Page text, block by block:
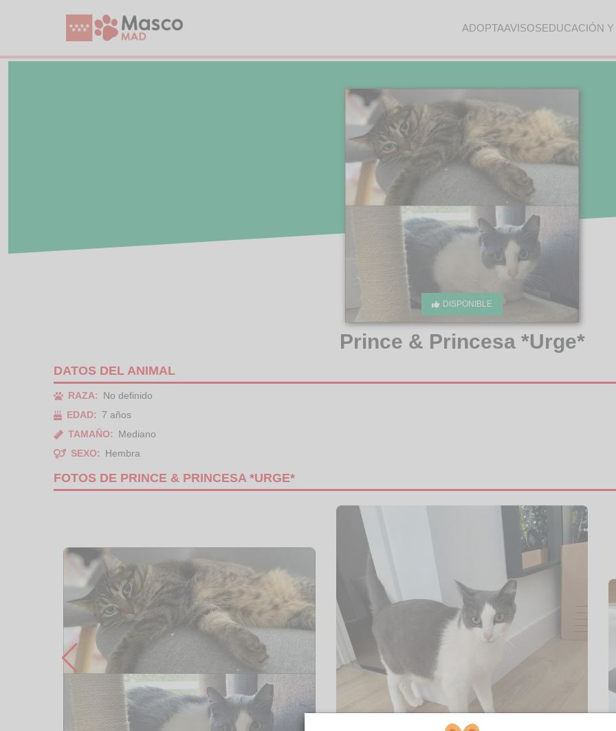
ADOPTAAVISOSEDUCACIÓN
DISPONIBLE
Prince & Princesa *Urge*
DATOS DEL ANIMAL
RAZA:
No definido
EDAD:
7 años
TAMAÑO:
Mediano
SEXO:
Hembra
FOTOS DE PRINCE & PRINCESA *URGE*